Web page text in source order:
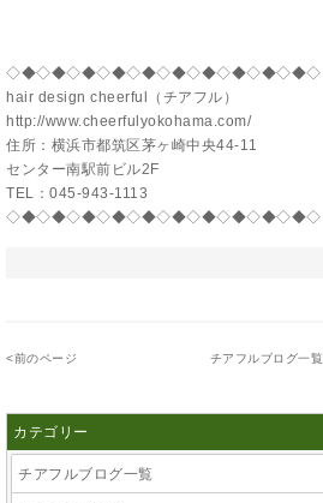
◇◆◇◆◇◆◇◆◇◆◇◆◇◆◇◆◇◆◇◆◇
hair design cheerful（チアフル）
http://www.cheerfulyokohama.com/
住所：横浜市都筑区茅ヶ崎中央44-11
センター南駅前ビル2F
TEL：045-943-1113
◇◆◇◆◇◆◇◆◇◆◇◆◇◆◇◆◇◆◇◆◇
<前のページ チアフルブログ一覧
カテゴリー
チアフルブログ一覧